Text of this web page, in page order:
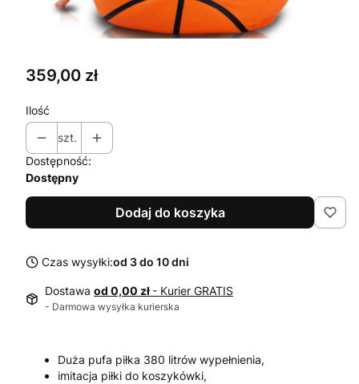
Cena
359,00 zł
Ilość
szt.
Dostępność:
Dostępny
Dodaj do koszyka
Czas wysyłki:od 3 do 10 dni
Dostawa od 0,00 zł - Kurier GRATIS
- Darmowa wysyłka kurierska
Duża pufa piłka 380 litrów wypełnienia,
imitacja piłki do koszykówki,